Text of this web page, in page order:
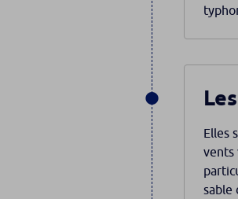
Elles
vents
sable